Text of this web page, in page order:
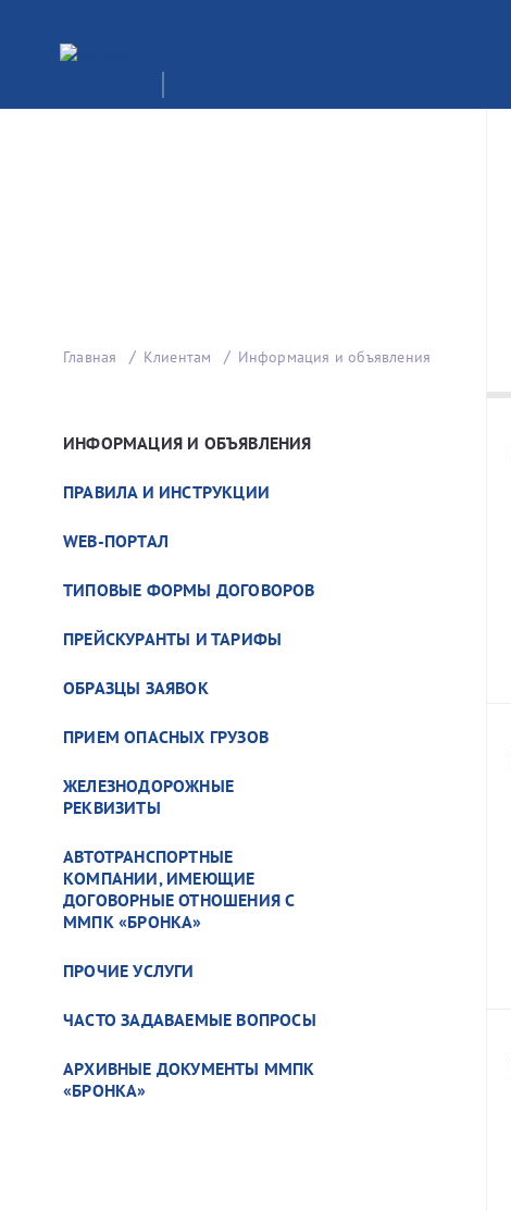
Главная Клиентам Информация и объявления
ИНФОРМАЦИЯ И ОБЪЯВЛЕНИЯ
ПРАВИЛА И ИНСТРУКЦИИ
WEB-ПОРТАЛ
ТИПОВЫЕ ФОРМЫ ДОГОВОРОВ
ПРЕЙСКУРАНТЫ И ТАРИФЫ
ОБРАЗЦЫ ЗАЯВОК
ПРИЕМ ОПАСНЫХ ГРУЗОВ
ЖЕЛЕЗНОДОРОЖНЫЕ
РЕКВИЗИТЫ
АВТОТРАНСПОРТНЫЕ
КОМПАНИИ, ИМЕЮЩИЕ
ДОГОВОРНЫЕ ОТНОШЕНИЯ С
ММПК «БРОНКА»
ПРОЧИЕ УСЛУГИ
ЧАСТО ЗАДАВАЕМЫЕ ВОПРОСЫ
АРХИВНЫЕ ДОКУМЕНТЫ ММПК
«БРОНКА»